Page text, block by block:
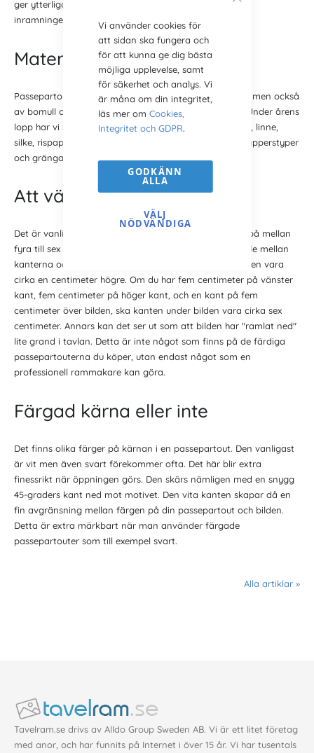
Vi använder cookies för
att sidan ska fungera och
för att kunna ge dig bästa
möjliga upplevelse, samt
för säkerhet och analys. Vi
är måna om din integritet,
läs mer om Cookies,
Integritet och GDPR.
GODKÄNN
ALLA
VÄLJ
NÖDVÄNDIGA
ger ytterligare en ram och avgränsare mellan delarna i
inramningen. Det sätter din bild i ännu större fokus.
Material i din passepartout
Passepartouter tillverkas vanligtvis av syrafritt papper, men också
av bomull om det är höga krav på arkivbeständighet. Under årens
lopp har vi sett passepartouter tillverkade av t.ex. läder, linne,
silke, rispapper och metall. Dessutom finns helt släta papperstyper
och grängat papper med en lätt och fin struktur i ytan.
Att välja rätt storlek
Det är vanligt att man väljer en kant runt om, som är på mellan
fyra till sex centimeter bred. För att få bästa förhållande mellan
kanterna och bilden, bör underkanten på passepartouten vara
cirka en centimeter högre. Om du har fem centimeter på vänster
kant, fem centimeter på höger kant, och en kant på fem
centimeter över bilden, ska kanten under bilden vara cirka sex
centimeter. Annars kan det ser ut som att bilden har "ramlat ned"
lite grand i tavlan. Detta är inte något som finns på de färdiga
passepartouterna du köper, utan endast något som en
professionell rammakare kan göra.
Färgad kärna eller inte
Det finns olika färger på kärnan i en passepartout. Den vanligast
är vit men även svart förekommer ofta. Det här blir extra
finessrikt när öppningen görs. Den skärs nämligen med en snygg
45-graders kant ned mot motivet. Den vita kanten skapar då en
fin avgränsning mellan färgen på din passepartout och bilden.
Detta är extra märkbart när man använder färgade
passepartouter som till exempel svart.
Alla artiklar »
Tavelram.se drivs av Alldo Group Sweden AB. Vi är ett litet företag
med anor, och har funnits på Internet i över 15 år. Vi har tusentals